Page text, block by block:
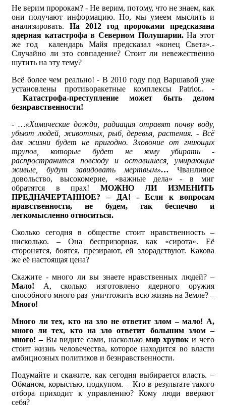
Не верим пророкам? - Не верим, потому, что не знаем, как
они получают информацию. Но, мы умеем мыслить и
анализировать. На 2012 год пророками предсказана
ядерная катастрофа в Северном Полушарии.На этот
же год календарь Майя предсказал «конец Света».-
Случайно ли это совпадение? Стоит ли невежественно
шутить на эту тему?
Всё более чем реально! - В 2010 году под Варшавой уже
установлены противоракетные комплексы Patriot.. -
Катастрофа-преступление может быть делом
безнравственности!
- …«Химические дожди, радиация отравят почву воду,
убьют людей, животных, рыб, деревья, растения. - Всё
для жизни будет не пригодно. Зловоние от гниющих
трупов, которые будет не кому убирать -
распространится повсюду и оставшиеся, умирающие
живые, будут завидовать мертвым»… Чванливое
довольство, высокомерие, «важные дела» - в миг
обратятся в прах!
МОЖНО ЛИ ИЗМЕНИТЬ
ПРЕДНАЧЕРТАННОЕ? – ДА! - Если к вопросам
нравственности, не будем, так беспечно и
легкомысленно относиться.
Сколько сегодня в обществе стоит нравственность –
нисколько. – Она беспризорная, как «сирота». Её
сторонятся, боятся, презирают, ей злорадствуют. Какова
же её настоящая цена?
Скажите - много ли вы знаете нравственных людей? –
Мало! А, сколько изготовлено ядерного оружия
способного много раз уничтожить всю жизнь на Земле? –
Много!
Много ли тех, кто на зло не ответит злом – мало! А,
много ли тех, кто на зло ответит большим злом –
много! – Вы видите сами, насколько мир хрупоки чего
стоит жизнь человечества, которое находится во власти
амбициозных политиков и безнравственности.
Подумайте и скажите, как сегодня выбирается власть. –
Обманом, корыстью, подкупом. – Кто в результате такого
отбора приходит к управлению? Кому люди вверяют
себя?